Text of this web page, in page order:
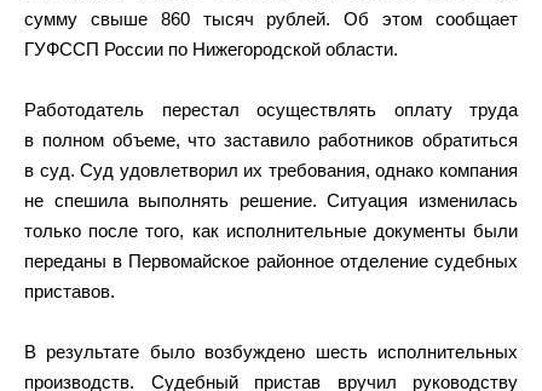
сумму свыше 860 тысяч рублей. Об этом сообщает
ГУФССП России по Нижегородской области.
Работодатель перестал осуществлять оплату труда
в полном объеме, что заставило работников обратиться
в суд. Суд удовлетворил их требования, однако компания
не спешила выполнять решение. Ситуация изменилась
только после того, как исполнительные документы были
переданы в Первомайское районное отделение судебных
приставов.
В результате было возбуждено шесть исполнительных
производств. Судебный пристав вручил руководству